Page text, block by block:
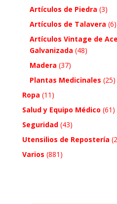
Artículos de Piedra (3)
Artículos de Talavera (6)
Artículos Vintage de
Galvanizada (48)
Madera (37)
Plantas Medicinales (25)
Ropa (11)
Salud y Equipo Médico (61)
Seguridad (43)
Utensilios de Repostería
Varios (881)